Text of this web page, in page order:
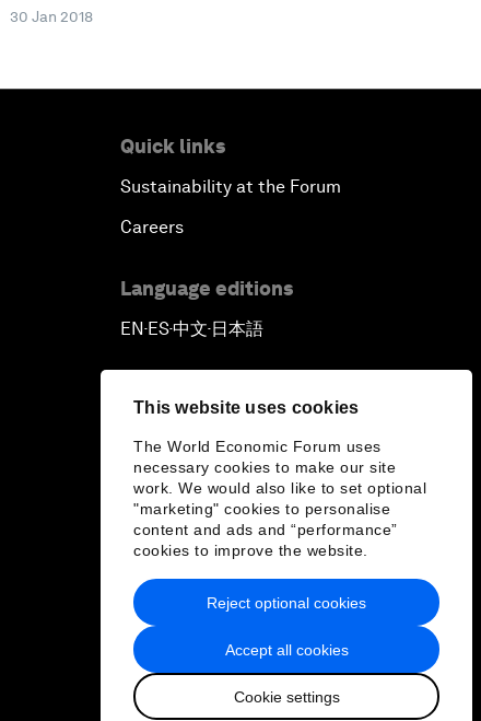
This website uses cookies
The World Economic Forum uses
necessary cookies to make our site
work. We would also like to set optional
"marketing" cookies to personalise
content and ads and “performance”
cookies to improve the website.
Accept all cookies
Cookie settings
Reject optional cookies
30 Jan 2018
Quick links
Sustainability at the Forum
Careers
Language editions
EN ▪ ES▪中文▪ 日本語